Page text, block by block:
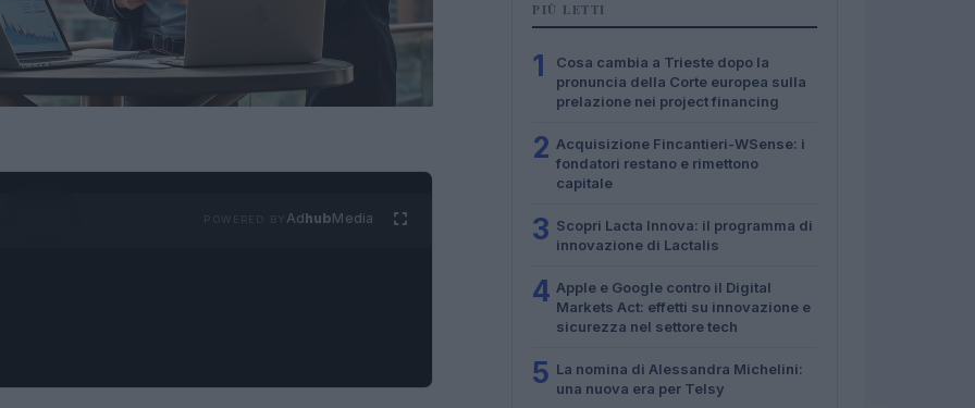
AdhubMedia
PIÙ LETTI
1
Cosa cambia a Trieste dopo la
pronuncia della Corte europea sulla
prelazione nei project financing
2 Acquisizione Fincantieri-WSense: i
fondatori restano e rimettono
capitale
3 Scopri Lacta Innova: il programma di
innovazione di Lactalis
4 Apple e Google contro il Digital
Markets Act: effetti su innovazione e
sicurezza nel settore tech
5 La nomina di Alessandra Michelini:
una nuova era per Telsy